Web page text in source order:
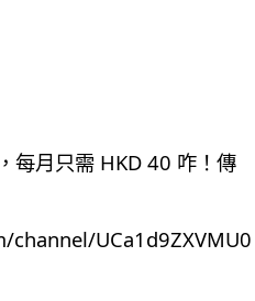
每月只需 HKD 40 咋！傳
UCa1d9ZXVMU0